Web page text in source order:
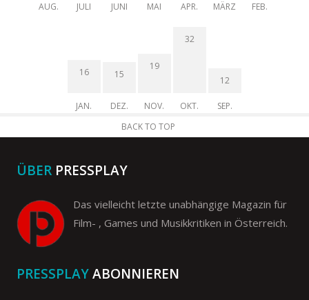
AUG.
JULI
JUNI
MAI
APR.
MÄRZ
FEB.
16
JAN.
15
DEZ.
19
NOV.
32
OKT.
12
SEP.
BACK TO TOP
ÜBER PRESSPLAY
Das vielleicht letzte unabhängige Magazin für
Film- , Games und Musikkritiken in Österreich.
PRESSPLAYABONNIEREN